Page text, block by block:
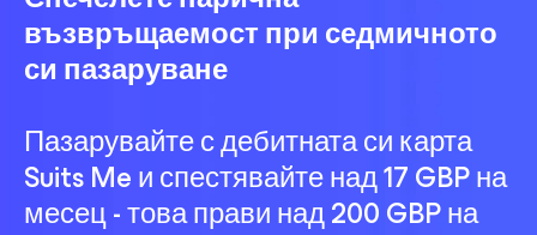
възвръщаемост при седмичното
си пазаруване
Пазарувайте с дебитната си карта
Suits Me и спестявайте над 17 GBP на
месец - това прави над 200 GBP на